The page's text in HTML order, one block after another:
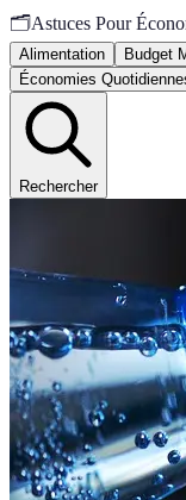
🗂️Astuces Pour
Alimentation Budget
Économies
Rechercher